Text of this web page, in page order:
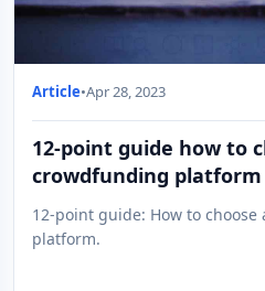
Article•Apr 28, 2023
12-point guide how to
crowdfunding platform
12-point guide: How to
platform.